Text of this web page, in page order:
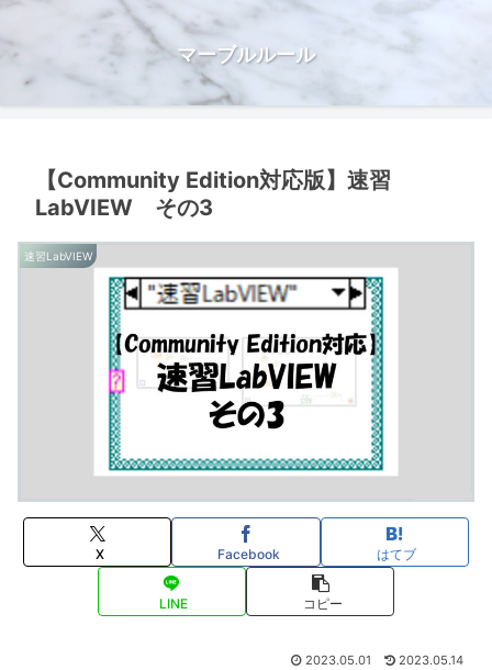
マーブルルール
【Community Edition対応版】速習
LabVIEW その3
速習LabVIEW
X Facebook はてブ
LINE コピー
2023.05.01 2023.05.14